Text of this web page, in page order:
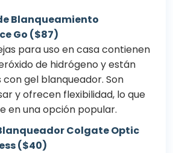
Blanqueamiento
Go ($87)
para uso en casa contienen
de hidrógeno y están
gel blanqueador. Son
y ofrecen flexibilidad, lo que
en una opción popular.
Colgate Optic
($40)